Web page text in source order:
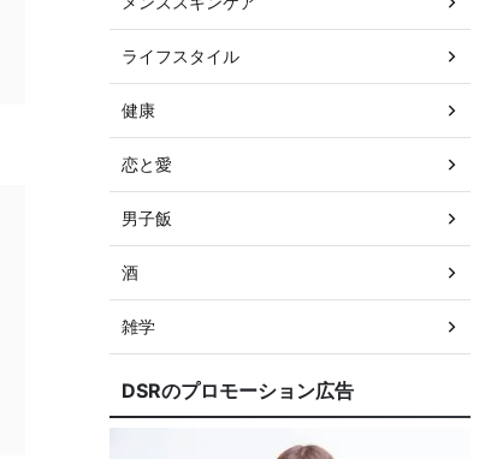
ライフスタイル
健康
恋と愛
男子飯
酒
雑学
DSRのプロモーション広告